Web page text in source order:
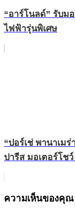
“อาร์โนลด์” รับม
ไฟฟ้ารุ่นพิเศษ
“ปอร์เช่ พานาเม
ปารีส มอเตอร์โชว์
ความเห็นของคุณ